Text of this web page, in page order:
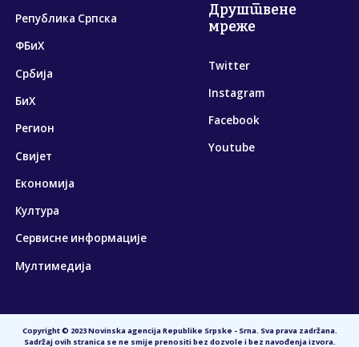
Република Српска
ФБиХ
Србија
БиХ
Регион
Свијет
Економија
Култура
Сервисне информације
Мултимедија
Друштвене
мреже
Twitter
Instagram
Facebook
Youtube
Copyright © 2023 Novinska agencija Republike Srpske - Srna. Sva prava zadržana.
Sadržaj ovih stranica se ne smije prenositi bez dozvole i bez navođenja izvora.